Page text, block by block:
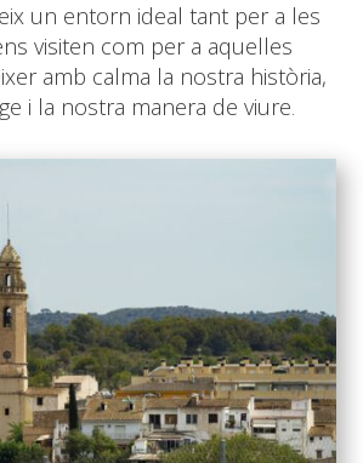
un entorn ideal tant per a les
visiten com per a aquelles
amb calma la nostra història,
i la nostra manera de viure.